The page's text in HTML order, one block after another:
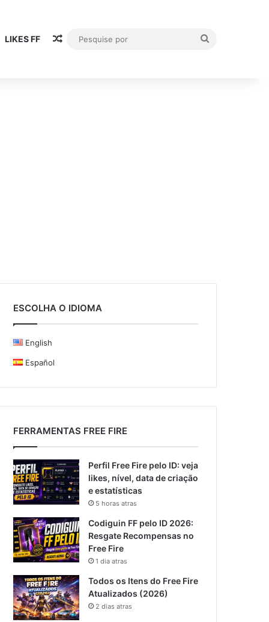
LIKES FF Artigo aleatório
ESCOLHA O IDIOMA
English
Español
FERRAMENTAS FREE FIRE
Perfil Free Fire pelo ID: veja
likes, nível, data de criação
e estatísticas
5 horas atras
Codiguin FF pelo ID 2026:
Resgate Recompensas no
Free Fire
1 dia atras
Todos os Itens do Free Fire
Atualizados (2026)
2 dias atras